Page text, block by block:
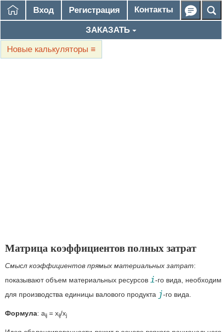
Вход Регистрация Контакты
ЗАКАЗАТЬ
Новые калькуляторы ≡
Матрица коэффициентов полных затрат
Смысл коэффициентов прямых материальных затрат:
показывают объем материальных ресурсов i-го вида,
для производства единицы валового продукта j-го вида.
Формула: aij = xij/xj